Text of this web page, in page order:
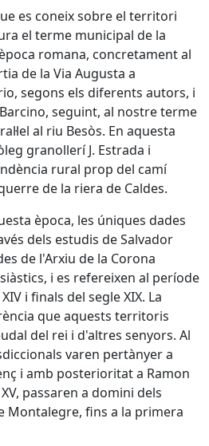
es coneix sobre el territori
el terme municipal de la
romana, concretament al
de la Via Augusta a
segons els diferents autors, i
seguint, al nostre terme
al riu Besòs. En aquesta
granollerí J. Estrada i
rural prop del camí
de la riera de Caldes.
època, les úniques dades
dels estudis de Salvador
de l'Arxiu de la Corona
i es refereixen al període
i finals del segle XIX. La
que aquests territoris
del rei i d'altres senyors. Al
varen pertànyer a
i amb posterioritat a Ramon
passaren a domini dels
Montalegre, fins a la primera